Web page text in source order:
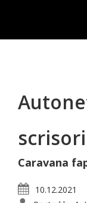
Caravana
10.12.2021